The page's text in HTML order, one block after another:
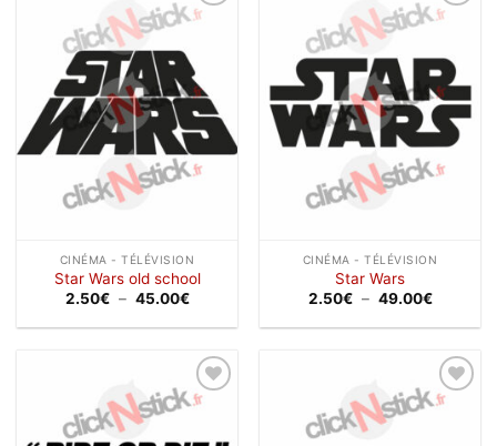
Ajouter
wishlist
CINÉMA - TÉLÉVISION
Star Wars old school
2.50€ – 45.00€Plage
prix :
45.00€
Ajouter
CINÉMA - TÉLÉVISION
Star Wars
2.50€ – 49.00€Plage
prix :
49.00€
Ajouter
Ajouter